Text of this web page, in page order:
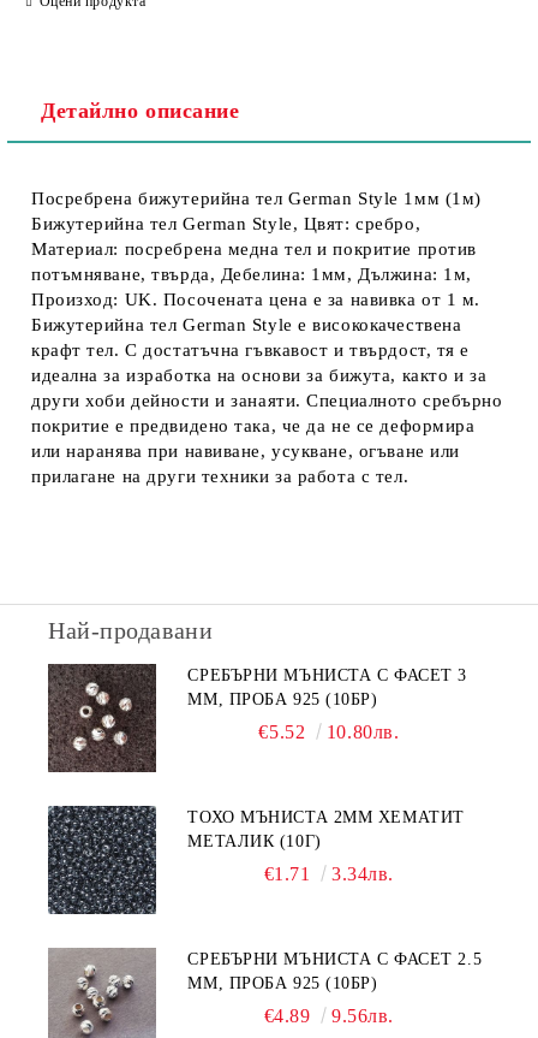
Детайлно описание
Посребрена бижутерийна тел German Style 1мм (1м)
Бижутерийна тел German Style, Цвят: сребро,
Материал: посребрена медна тел и покритие против
потъмняване, твърда, Дебелина: 1мм, Дължина: 1м,
Произход: UK. Посочената цена е за навивка от 1 м.
Бижутерийна тел German Style е висококачествена
крафт тел. С достатъчна гъвкавост и твърдост, тя е
идеална за изработка на основи за бижута, както и за
други хоби дейности и занаяти. Специалното сребърно
покритие е предвидено така, че да не се деформира
или наранява при навиване, усукване, огъване или
прилагане на други техники за работа с тел.
Най-продавани
СРЕБЪРНИ МЪНИСТА С ФАСЕТ 3
ММ, ПРОБА 925 (10БР)
€5.52 10.80лв.
ТОХО МЪНИСТА 2ММ ХЕМАТИТ
МЕТАЛИК (10Г)
€1.71 3.34лв.
СРЕБЪРНИ МЪНИСТА С ФАСЕТ 2.5
ММ, ПРОБА 925 (10БР)
€4.89 9.56лв.